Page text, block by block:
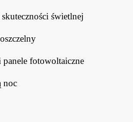
świetlnej
fotowoltaiczne
noc